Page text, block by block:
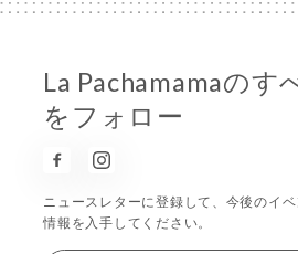
La Pachamamaのす
をフォロー
ニュースレターに登録して、今後のイ
情報を入手してください。